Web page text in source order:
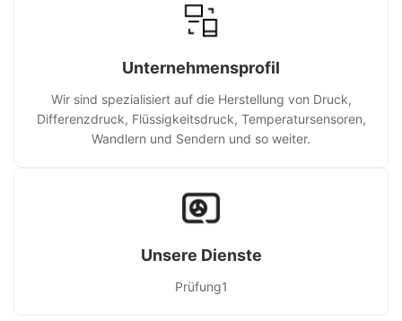
Unternehmensprofil
Wir sind spezialisiert auf die Herstellung von Druck,
Differenzdruck, Flüssigkeitsdruck, Temperatursensoren,
Wandlern und Sendern und so weiter.
Unsere Dienste
Prüfung1